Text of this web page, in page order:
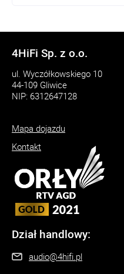
4HiFi Sp. z o.o.
ul. Wyczółkowskiego 10
44-109 Gliwice
NIP: 6312647128
Mapa dojazdu
Kontakt
Dział handlowy:
audio@4hifi.pl